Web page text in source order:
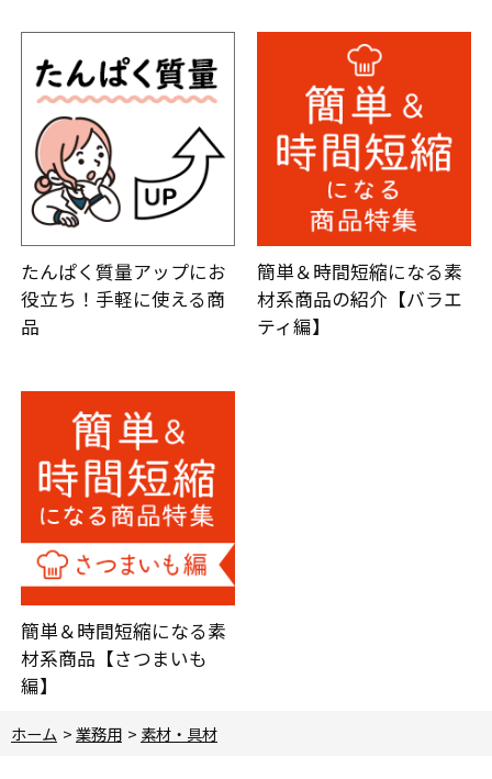
たんぱく質量アップにお
役立ち！手軽に使える商
品
簡単＆時間短縮になる素
材系商品の紹介【バラエ
ティ編】
簡単＆時間短縮になる素
材系商品【さつまいも
編】
ホーム >業務用 > 素材・具材